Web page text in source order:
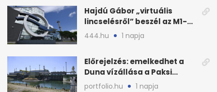
Hajdú Gábor „virtuális
lincselésről” beszél az M1-
ből kirúgása után
444.hu 1 napja
Előrejelzés: emelkedhet a
Duna vízállása a Paksi
Atomerőműnél
portfolio.hu 1 napja